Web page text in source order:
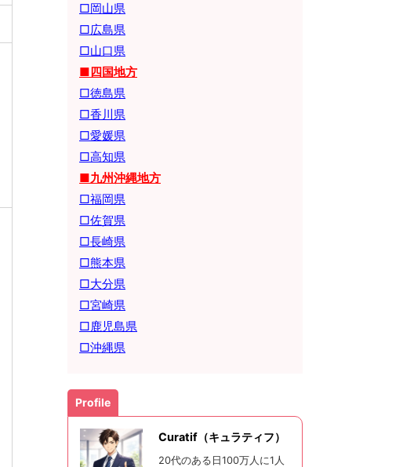
□岡山県
□広島県
□山口県
■四国地方
□徳島県
□香川県
□愛媛県
□高知県
■九州沖縄地方
□福岡県
□佐賀県
□長崎県
□熊本県
□大分県
□宮崎県
□鹿児島県
□沖縄県
Profile
Curatif（キュラティフ）
20代のある日100万人に1人